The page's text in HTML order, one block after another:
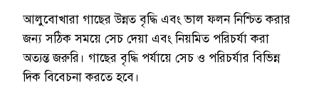
আলুবোখারা গাছের উন্নত বৃদ্ধি এবং ভাল ফলন নিশ্চিত করার
জন্য সঠিক সময়ে সেচ দেয়া এবং নিয়মিত পরিচর্যা করা
অত্যন্ত জরুরি। গাছের বৃদ্ধি পর্যায়ে সেচ ও পরিচর্যার বিভিন্ন
দিক বিবেচনা করতে হবে।